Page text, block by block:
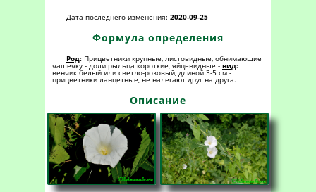
Дата последнего изменения: 2020-09-25
Формула определения
Род: Прицветники крупные, листовидные, обнимающие
чашечку - доли рыльца короткие, яйцевидные - вид:
венчик белый или светло-розовый, длиной 3-5 см -
прицветники ланцетные, не налегают друг на друга.
Описание